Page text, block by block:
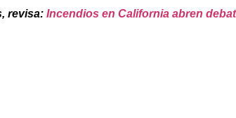
revisa: Incendios en California abren